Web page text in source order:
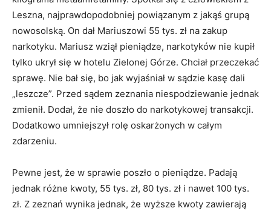
Leszna, najprawdopodobniej powiązanym z jakąś grupą
nowosolską. On dał Mariuszowi 55 tys. zł na zakup
narkotyku. Mariusz wziął pieniądze, narkotyków nie kupił
tylko ukrył się w hotelu Zielonej Górze. Chciał przeczekać
sprawę. Nie bał się, bo jak wyjaśniał w sądzie kasę dali
„leszcze”. Przed sądem zeznania niespodziewanie jednak
zmienił. Dodał, że nie doszło do narkotykowej transakcji.
Dodatkowo umniejszył rolę oskarżonych w całym
zdarzeniu.
Pewne jest, że w sprawie poszło o pieniądze. Padają
jednak różne kwoty, 55 tys. zł, 80 tys. zł i nawet 100 tys.
zł. Z zeznań wynika jednak, że wyższe kwoty zawierają